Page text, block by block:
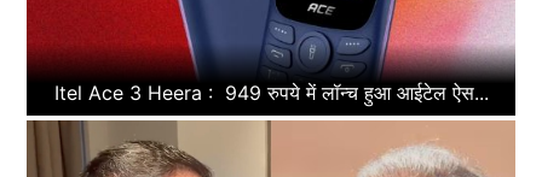
Itel Ace 3 Heera : 949 रुपये में लॉन्च हुआ आईटेल ऐस...